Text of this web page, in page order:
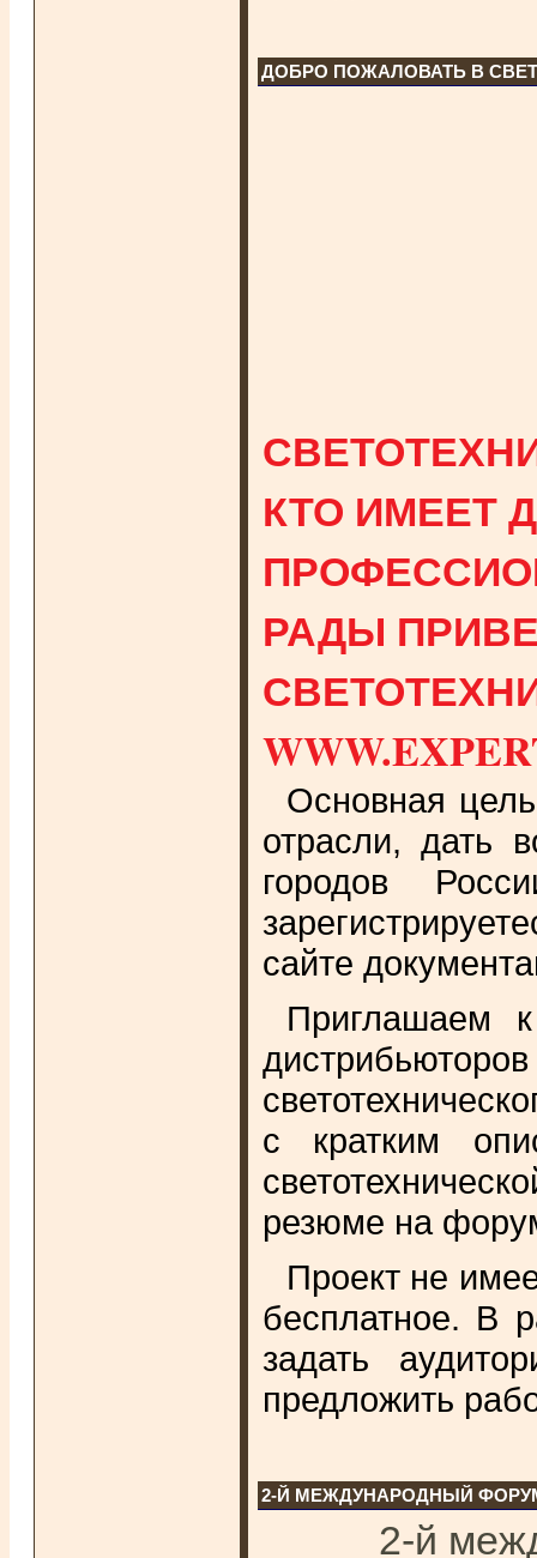
ДОБРО ПОЖАЛОВАТЬ В
КТО ИМЕЕТ
РАДЫ
Основная
отрасли, дать
городов
сайте
Приглашаем
с кратким
резюме на
Проект не
бесплатное. В
задать
предложить
2-Й МЕЖДУНАРОДНЫЙ
2-й